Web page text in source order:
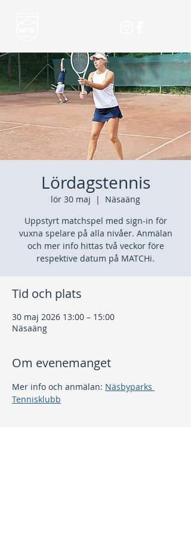
Lördagstennis
lör 30 maj
  |
Näsaäng
Uppstyrt matchspel med sign-in för
vuxna spelare på alla nivåer. Anmälan
och mer info hittas två veckor före
respektive datum på MATCHi.
Tid och plats
30 maj 2026 13:00 – 15:00
Näsaäng
Om evenemanget
Mer info och anmälan: Näsbyparks
Tennisklubb